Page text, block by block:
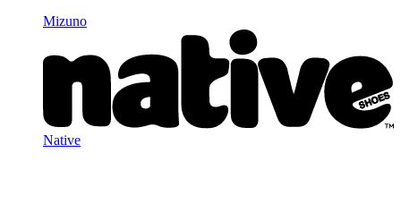
Mizuno
Native